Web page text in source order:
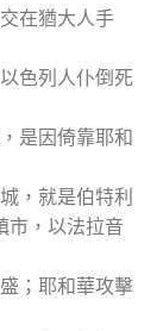
在猶大人手
色列人仆倒死
是因倚靠耶和
，就是伯特利
市，以法拉音
；耶和華攻擊